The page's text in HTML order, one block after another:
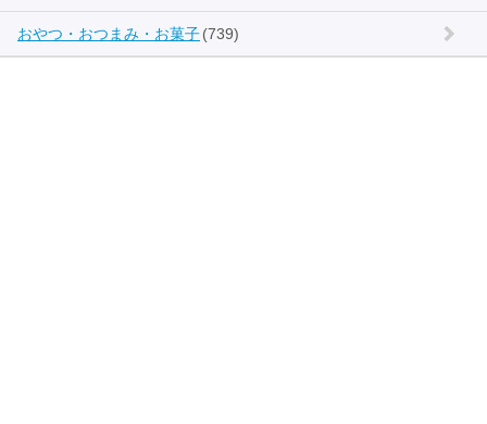
おやつ・おつまみ・お菓子(739)